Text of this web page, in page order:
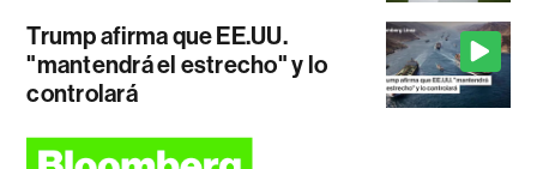
Trump afirma que EE.UU.
"mantendrá el estrecho" y lo
controlará